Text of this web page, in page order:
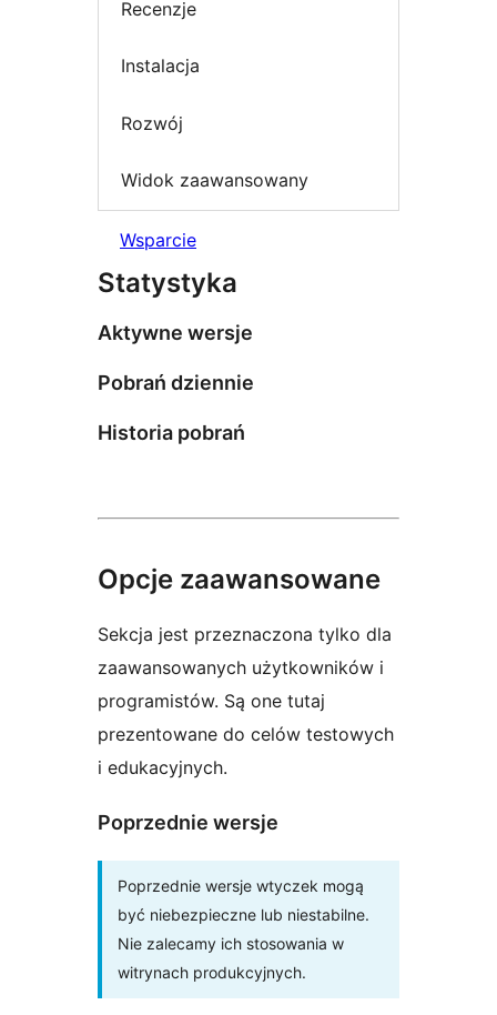
Recenzje
Instalacja
Rozwój
Widok zaawansowany
Wsparcie
Statystyka
Aktywne wersje
Pobrań dziennie
Historia pobrań
Opcje zaawansowane
Sekcja jest przeznaczona tylko dla
zaawansowanych użytkowników i
programistów. Są one tutaj
prezentowane do celów testowych
i edukacyjnych.
Poprzednie wersje
Poprzednie wersje wtyczek mogą
być niebezpieczne lub niestabilne.
Nie zalecamy ich stosowania w
witrynach produkcyjnych.